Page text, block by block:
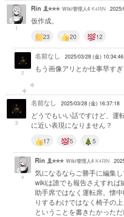
1
Rin Wiki管理人4 K4RiN
仮作成。
23 20 12
2
名前なし 2025/03/28 (金) 10:34:46
もう画像アリとか仕事早す
3
名前なし 2025/03/28 (金) 16:37:18
どうでもいい話ですけど、運
に近い表現になりません？
17 5 5
4
Rin Wiki管理人4 K4RiN
気になるならご勝手に編集し
wikiは誰でも報告さえすれば
助手席ではなく運転席。懐
りするわけではなく椅子の
ということを書きたかった